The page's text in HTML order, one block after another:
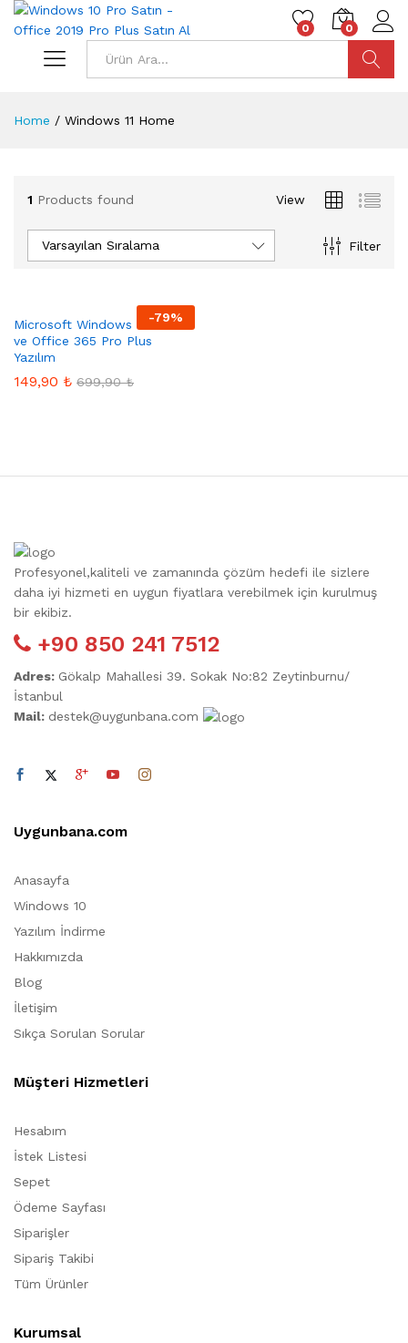
0 0
Home / Windows 11 Home
1 Products found View
Filter
Varsayılan Sıralama
-79%
Microsoft Windows 11 Home
ve Office 365 Pro Plus
Yazılım
149,90 ₺ 699,90₺
Profesyonel,kaliteli ve zamanında çözüm hedefi ile sizlere
daha iyi hizmeti en uygun fiyatlara verebilmek için kurulmuş
bir ekibiz.
+90 850 241 7512
Adres: Gökalp Mahallesi 39. Sokak No:82 Zeytinburnu/
İstanbul
Mail: destek@uygunbana.com
Uygunbana.com
Anasayfa
Windows 10
Yazılım İndirme
Hakkımızda
Blog
İletişim
Sıkça Sorulan Sorular
Müşteri Hizmetleri
Hesabım
İstek Listesi
Sepet
Ödeme Sayfası
Siparişler
Sipariş Takibi
Tüm Ürünler
Kurumsal